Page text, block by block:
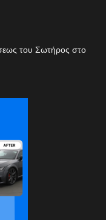
του Σωτήρος στο